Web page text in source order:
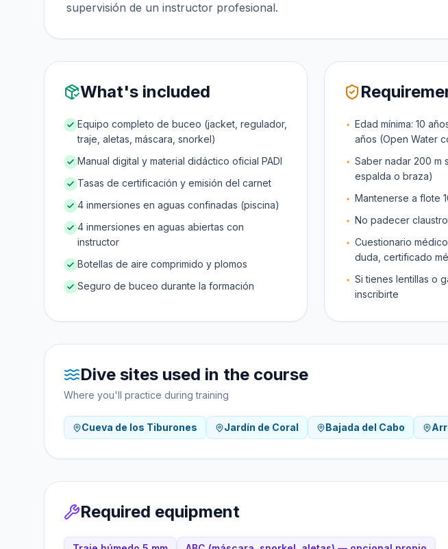
supervisión de un instructor profesional.
What's included
Equipo completo de buceo (jacket, regulador,
traje, aletas, máscara, snorkel)
Manual digital y material didáctico oficial PADI
Tasas de certificación y emisión del carnet
4 inmersiones en aguas confinadas (piscina)
4 inmersiones en aguas abiertas con
instructor
Botellas de aire comprimido y plomos
Seguro de buceo durante la formación
Edad mínima: 10
años (Open Water
Saber nadar 200 m
espalda o braza)
Mantenerse a flote
No padecer
Cuestionario
duda, certificado
Si tienes lentillas o
inscribirte
Dive sites used in the course
Where you'll practice during training
Cueva de los Tiburones Jardín de Coral Bajada del Cabo
Required equipment